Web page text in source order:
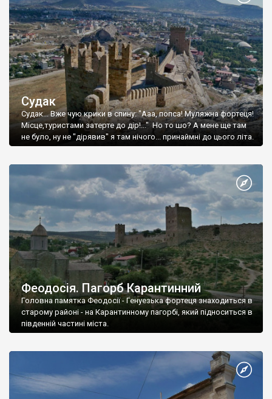
Судак
Судак... Вже чую крики в спину: "Ааа, попса! Муляжна фортеця!
Місце,туристами затерте до дір!..." Но то шо? А мене ще там
не було, ну не "дірявив" я там нічого... принаймні до цього літа.
Феодосія. Пагорб Карантинний
Головна памятка Феодосії - Генуезька фортеця знаходиться в
старому районі - на Карантинному пагорбі, який підноситься в
південній частині міста.